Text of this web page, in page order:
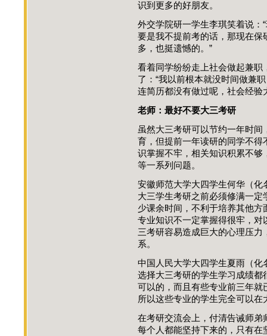
识到更多的好朋友。
外交学院研一学生李琪笑着说：
要是我不提前考的话，那现在
多，也挺遗憾的。”
看着同学纷纷走上社会做起兼
了：“我以前根本就没时间做兼
连简历都没有做过呢，社会经验
老师：最好不要大三考研
虽然大三考研可以节约一年时
育，但提前一年读研的同学不
识掌握不牢，相关知识积累不
等一系列问题。
安徽师范大学大四学生何华（
大三学生考研之前必须修满一
少课余时间，不利于培养其他
专业知识不一定掌握得很牢，
三考研容易造成巨大的心理压
系。
中国人民大学大四学生夏雨（
选择大三考研的学生学习成绩
可以的，而且有些专业前三年
所以这些专业的学生完全可以在
在考研交流会上，付清告诫师
每个人都能坚持下来的，只有